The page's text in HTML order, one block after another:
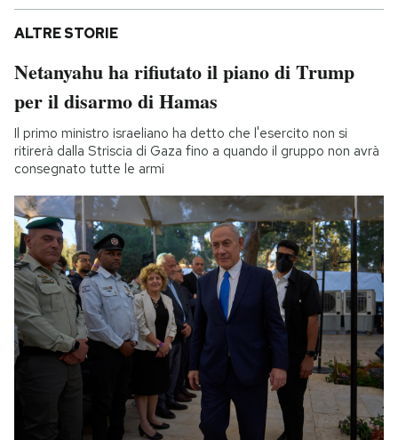
ALTRE STORIE
Netanyahu ha rifiutato il piano di Trump
per il disarmo di Hamas
Il primo ministro israeliano ha detto che l'esercito non si
ritirerà dalla Striscia di Gaza fino a quando il gruppo non avrà
consegnato tutte le armi